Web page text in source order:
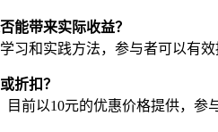
能带来实际收益？
习和实践方法，参与者可以有
折扣？
目前以10元的优惠价格提供，参